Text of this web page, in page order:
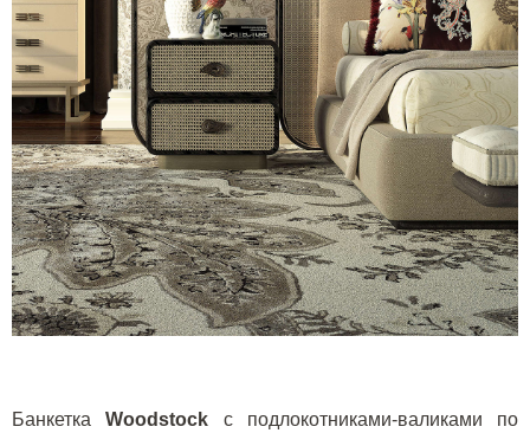
БанкеткаWoodstock
с подлокотниками-валиками по